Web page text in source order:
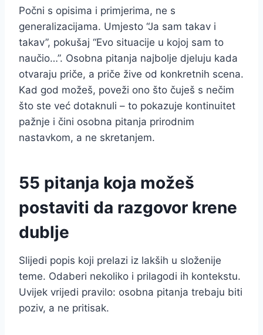
Počni s opisima i primjerima, ne s
generalizacijama. Umjesto “Ja sam takav i
takav”, pokušaj “Evo situacije u kojoj sam to
naučio…”. Osobna pitanja najbolje djeluju kada
otvaraju priče, a priče žive od konkretnih scena.
Kad god možeš, poveži ono što čuješ s nečim
što ste već dotaknuli – to pokazuje kontinuitet
pažnje i čini osobna pitanja prirodnim
nastavkom, a ne skretanjem.
55 pitanja koja možeš
postaviti da razgovor krene
dublje
Slijedi popis koji prelazi iz lakših u složenije
teme. Odaberi nekoliko i prilagodi ih kontekstu.
Uvijek vrijedi pravilo: osobna pitanja trebaju biti
poziv, a ne pritisak.